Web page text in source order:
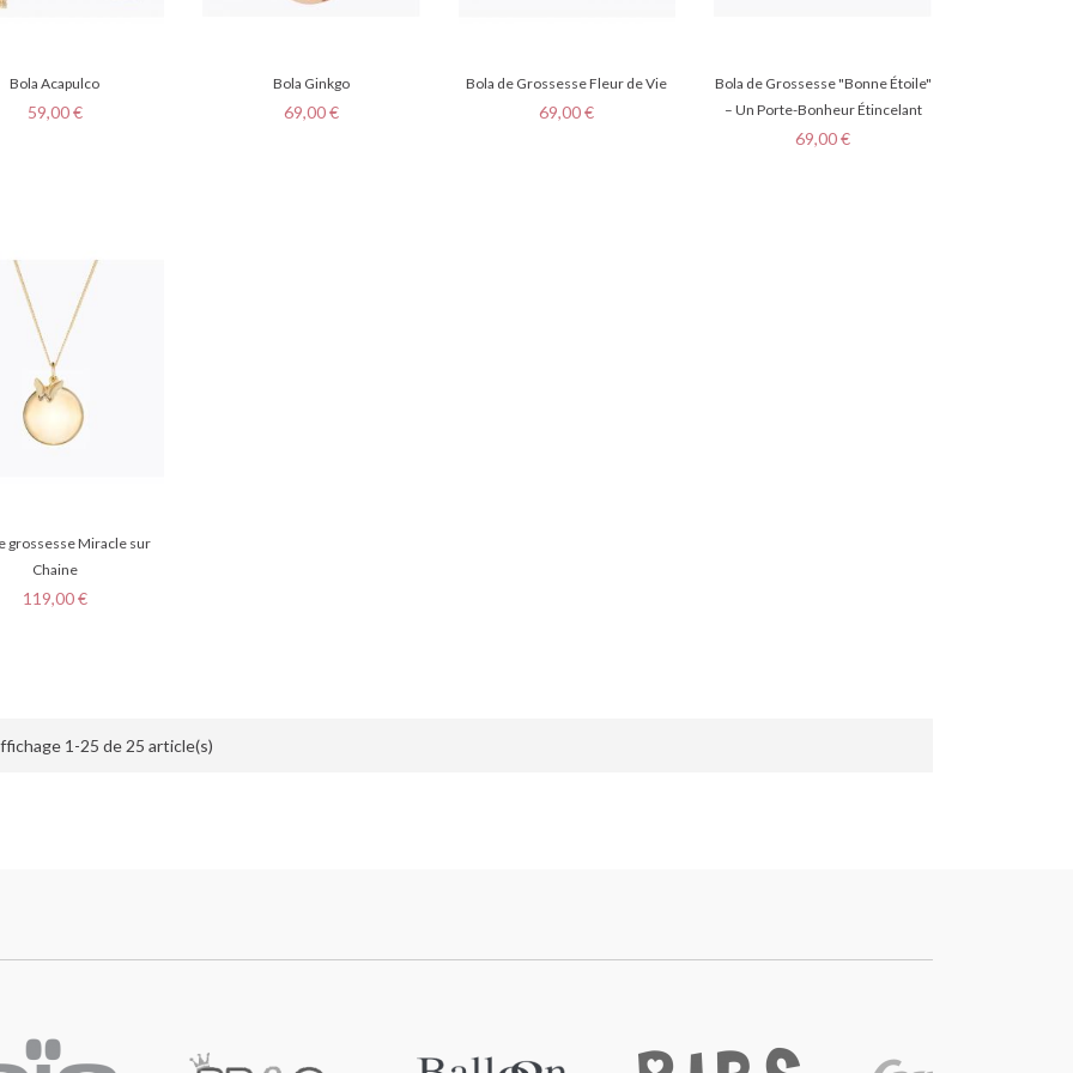
Bola Acapulco
Prix
59,00 €
Bola Ginkgo
Prix
69,00 €
Bola de Grossesse Fleur de Vie
Prix
69,00 €
Bola de Grossesse "Bonne Étoile"
– Un Porte-Bonheur Étincelant
Prix
69,00 €
grossesse Miracle sur
Chaine
Prix
119,00 €
1-25 de 25 article(s)